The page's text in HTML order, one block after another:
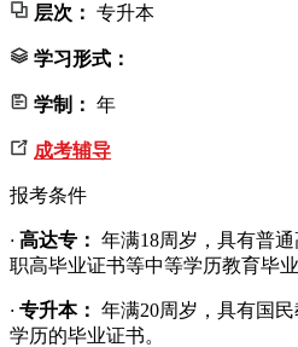
层次： 专升本
学习形式：
学制： 年
成考辅导
报考条件
· 高达专： 年满18周岁，具有普
职高毕业证书等中等学历教育毕业
· 专升本： 年满20周岁，具有国
学历的毕业证书。